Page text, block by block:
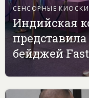
СЕНСОРНЫЕ КИОСКИ
Индийская
бейджей